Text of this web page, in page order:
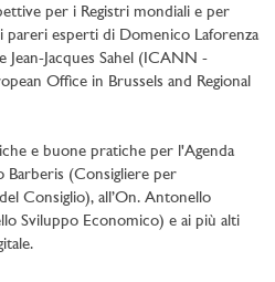
per i Registri mondiali e per
esperti di Domenico Laforenza
Jean-Jacques Sahel (ICANN -
Office in Brussels and Regional
e buone pratiche per l'Agenda
Barberis (Consigliere per
Consiglio), all’On. Antonello
Sviluppo Economico) e ai più alti